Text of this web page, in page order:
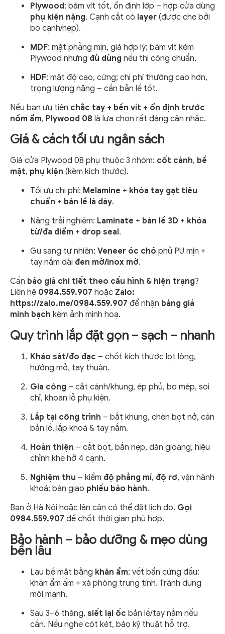
Plywood: bám vít tốt, ổn định lớp – hợp cửa dùng
phụ kiện nặng. Cạnh cắt có layer (được che bởi
bo cạnh/nẹp).
MDF: mặt phẳng mịn, giá hợp lý; bám vít kém
Plywood nhưng đủ dùng nếu thi công chuẩn.
HDF: mật độ cao, cứng; chi phí thường cao hơn,
trọng lượng nặng – cần bản lề tốt.
Nếu bạn ưu tiên chắc tay + bền vít + ổn định trước
nồm ẩm, Plywood 08 là lựa chọn rất đáng cân nhắc.
Giá & cách tối ưu ngân sách
Giá cửa Plywood 08 phụ thuộc 3 nhóm: cốt cánh, bề
mặt, phụ kiện (kèm kích thước).
Tối ưu chi phí: Melamine + khóa tay gạt tiêu
chuẩn + bản lề lá dày.
Nâng trải nghiệm: Laminate + bản lề 3D + khóa
từ/đa điểm + drop seal.
Gu sang tự nhiên: Veneer óc chó phủ PU mịn +
tay nắm dài đen mờ/inox mờ.
Cần báo giá chi tiết theo cấu hình & hiện trạng?
Liên hệ 0984.559.907 hoặc Zalo:
https://zalo.me/0984.559.907 để nhận bảng giá
minh bạch kèm ảnh minh hoạ.
Quy trình lắp đặt gọn – sạch – nhanh
Khảo sát/đo đạc – chốt kích thước lọt lòng,
hướng mở, tay thuận.
Gia công – cắt cánh/khung, ép phủ, bo mép, soi
chỉ, khoan lỗ phụ kiện.
Lắp tại công trình – bắt khung, chèn bọt nở, căn
bản lề, lắp khoá & tay nắm.
Hoàn thiện – cắt bọt, bắn nẹp, dán gioăng, hiệu
chỉnh khe hở 4 cạnh.
Nghiệm thu – kiểm độ phẳng mí, độ rơ, vận hành
khoá; bàn giao phiếu bảo hành.
Bạn ở Hà Nội hoặc lân cận có thể đặt lịch đo. Gọi
0984.559.907 để chốt thời gian phù hợp.
Bảo hành – bảo dưỡng & mẹo dùng
bền lâu
Lau bề mặt bằng khăn ẩm; vết bẩn cứng đầu:
khăn ẩm ấm + xà phòng trung tính. Tránh dung
môi mạnh.
Sau 3–6 tháng, siết lại ốc bản lề/tay nắm nếu
cần. Nếu nghe cót két, báo kỹ thuật hỗ trợ.